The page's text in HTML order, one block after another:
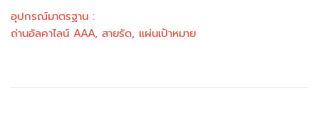
๐ ปุ่มอินเทอร์เฟซผู้ใช้และหน้าจอที่เรียบง่ายเพื่อความสะดวก
ในการใช้งาน
อุปกรณ์มาตรฐาน :
ถ่านอัลคาไลน์ AAA, สายรัด, แผ่นเป้าหมาย